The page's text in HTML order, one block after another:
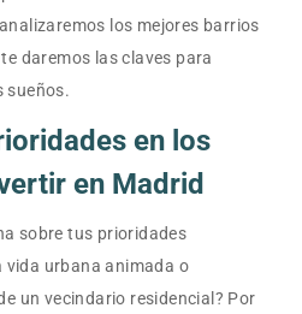
los mejores barrios
daremos las claves para
sueños.
en los
en Madrid
sobre tus prioridades
vida urbana animada o
un vecindario residencial? Por